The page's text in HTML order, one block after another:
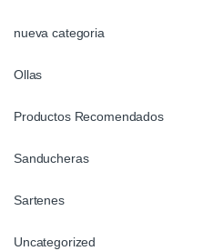
nueva categoria
Ollas
Productos Recomendados
Sanducheras
Sartenes
Uncategorized